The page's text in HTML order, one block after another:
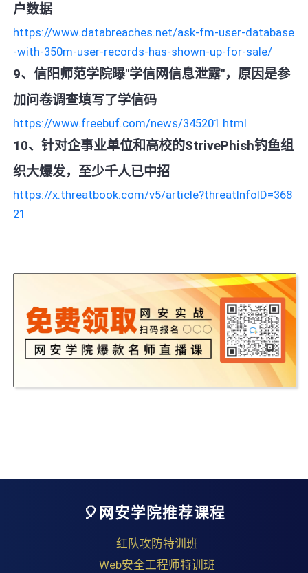
户数据
https://www.databreaches.net/ask-fm-user-database
-with-350m-user-records-has-shown-up-for-sale/
9、信阳师范学院曝"学信网信息泄露"，原因是参
加问卷调查填写了学信码
https://www.freebuf.com/news/345201.html
10、针对企事业单位和高校的StrivePhish钓鱼组
织大爆发，至少千人已中招
https://x.threatbook.com/v5/article?threatInfoID=368
21
🎈网安学院推荐课程
红队攻防特训班
Web安全工程师特训班